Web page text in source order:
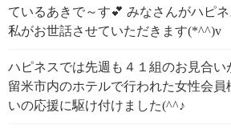
ているあきで～す💕 みなさんがハピ
私がお世話させていただきます(*^^)v
ハピネスでは先週も４１組のお見合い
留米市内のホテルで行われた女性会員
いの応援に駆け付けました(^^♪